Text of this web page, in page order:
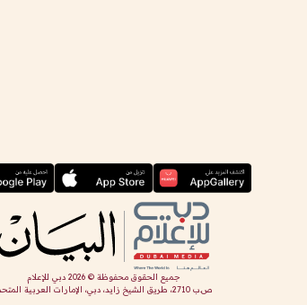
جميع الحقوق محفوظة ©2026 دبي للإعلام
ص.ب 2710، طريق الشيخ زايد، دبي، الإمارات العربية المتحدة